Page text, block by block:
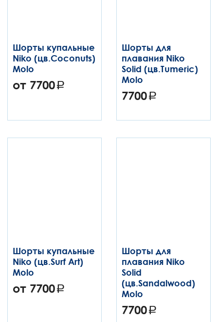
Шорты купальные
Niko (цв.Coconuts)
Molo
от 7700
Шорты для
плавания Niko
Solid (цв.Tumeric)
Molo
7700
Шорты купальные
Niko (цв.Surf Art)
Molo
от 7700
Шорты для
плавания Niko
Solid
(цв.Sandalwood)
Molo
7700